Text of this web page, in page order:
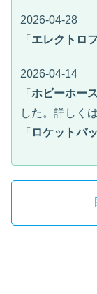
2026-04-28
「 エレクトロ
2026-04-14
「 ホビーホース
した。詳しくは
「 ロケットバ